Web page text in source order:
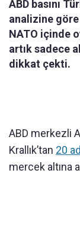
ABD basını
analizine
NATO içinde
artık sadece
dikkat çekti.
ABD merkezli
Krallık’tan 20
mercek altına